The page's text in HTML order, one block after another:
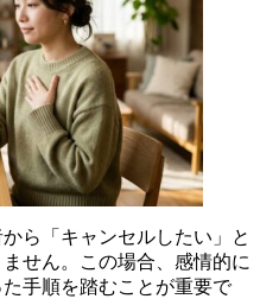
ら「キャンセルしたい」と
せん。この場合、感情的に
手順を踏むことが重要で